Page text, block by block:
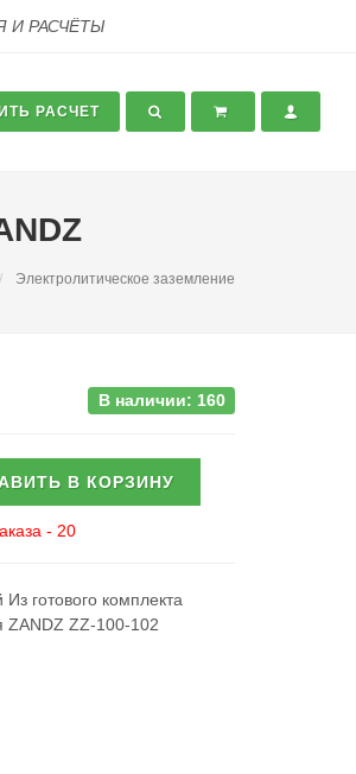
И РАСЧЁТЫ
РАСЧЕТ
Электролитическое заземление
В наличии: 160
В КОРЗИНУ
- 20
готового комплекта
ZANDZ ZZ-100-102